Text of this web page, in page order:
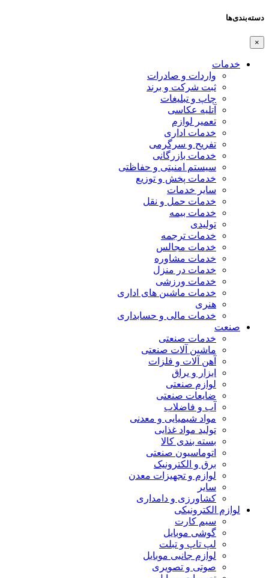
دسته‌بندی‌ها
×
خدمات
واردات و صادرات
ثبت شرکت و برند
چاپ و تبلیغات
آتلیه عکاسی
تعمیر لوازم
خدمات اداری
تفریح و سرگرمی
خدمات بازرگانی
سیستم امنیتی و حفاظتی
خدمات پخش و توزیع
سایر خدمات
خدمات حمل و نقل
خدمات بیمه
تولیدی
خدمات ترجمه
خدمات مجالس
خدمات مشاوره
خدمات در منزل
خدمات ورزشی
خدمات ماشین های اداری
هنری
خدمات مالی و حسابداری
صنعت
خدمات صنعتی
ماشین آلات صنعتی
آهن آلات و فلزات
ابزار و یراق
لوازم صنعتی
ضایعات صنعتی
آب و فاضلاب
مواد شیمیایی و معدنی
تولید مواد غذایی
بسته بندی کالا
اتوماسیون صنعتی
برق و الکترونیک
لوازم و تجهیزات معدن
سایر
کشاورزی و دامداری
لوازم الکترونیکی
سیم کارت
گوشی موبایل
لپ تاپ و تبلت
لوازم جانبی موبایل
صوتی و تصویری